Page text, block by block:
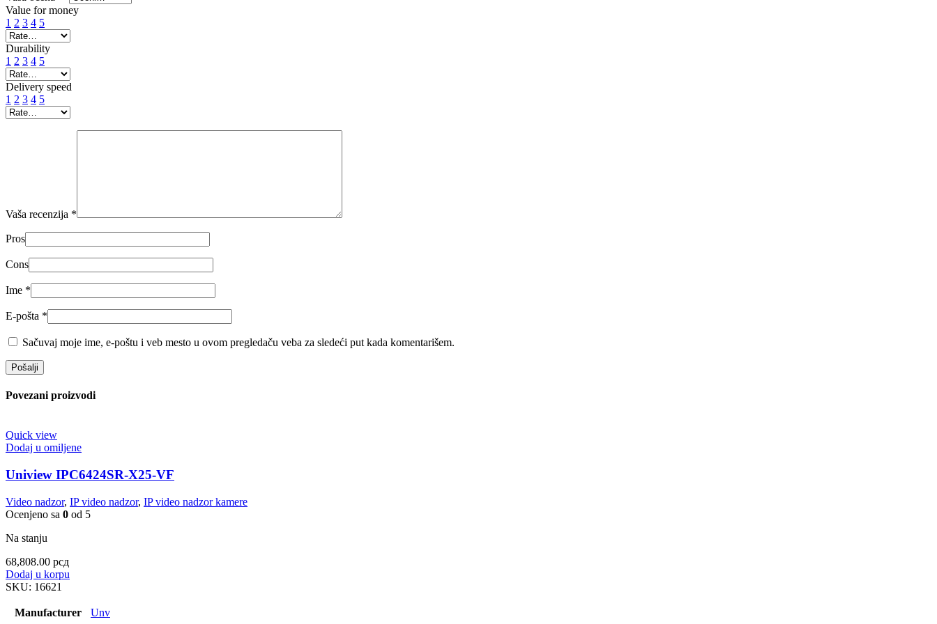
Value for money
1 2 3 4 5
Durability
1 2 3 4 5
Delivery speed
1 2 3 4 5
Vaša recenzija *
Pros
Cons
Ime *
E-pošta *
Sačuvaj moje ime, e-poštu i veb mesto u ovom pregledaču veba za sledeći put kada komentarišem.
Povezani proizvodi
Quick view
Dodaj u omiljene
Uniview IPC6424SR-X25-VF
Video nadzor, IP video nadzor, IP video nadzor kamere
Ocenjeno sa 0 od 5
Na stanju
68,808.00 рсд
Dodaj u korpu
SKU: 16621
Manufacturer Unv